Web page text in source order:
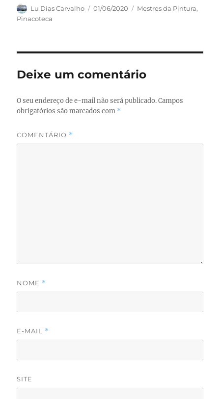
c
e
o
o
st
o
n
ai a
Autor
Lu Dias Carvalho
Publicado
01/06/2020 Categorias
Mestres da Pintura,
Pinacoteca
Deixe um comentário
O seu endereço de e-mail não será publicado. Campos
obrigatórios são marcados com *
COMENTÁRIO *
NOME *
E-MAIL *
SITE